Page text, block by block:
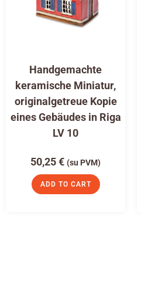
Handgemachte
keramische Miniatur,
originalgetreue Kopie
eines Gebäudes in Riga
LV 10
50,25€ (su PVM)
ADD TO CART